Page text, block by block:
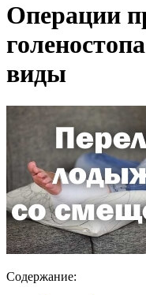
Операции
виды
Содержание: